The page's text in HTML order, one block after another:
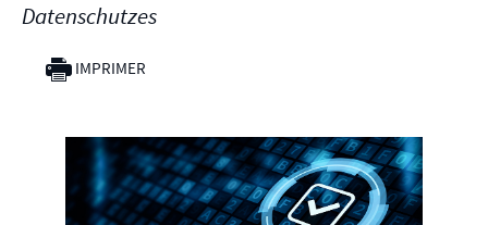
Datenschutzes
IMPRIMER